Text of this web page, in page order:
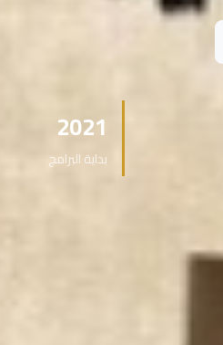
2021
بداية البرامج